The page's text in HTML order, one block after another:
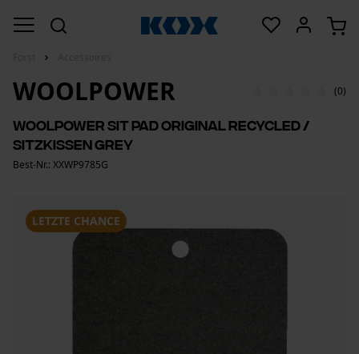
LETZTE CHANCE
WOOLPOWER (0)
Woolpower Sit Pad Original recycled /
Sitzkissen grey
Best-Nr.: XXWP9785G